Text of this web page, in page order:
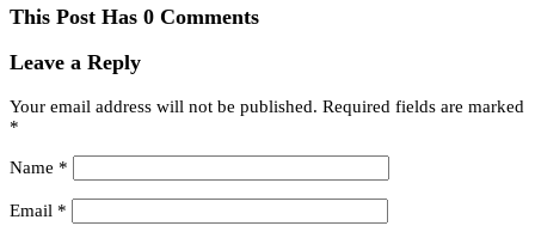
This Post Has 0 Comments
Leave a Reply
Your email address will not be published. Required fields are marked
*
Name *
Email *